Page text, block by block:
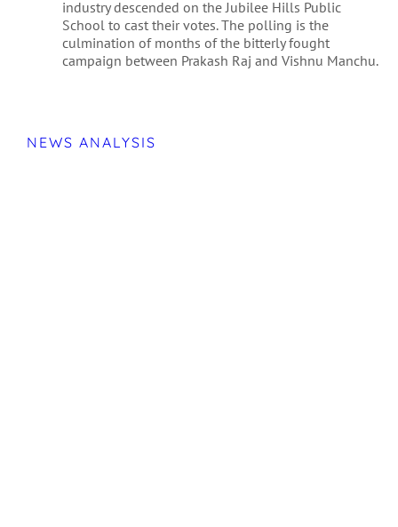
industry descended on the Jubilee Hills Public
School to cast their votes. The polling is the
culmination of months of the bitterly fought
campaign between Prakash Raj and Vishnu Manchu.
NEWS ANALYSIS